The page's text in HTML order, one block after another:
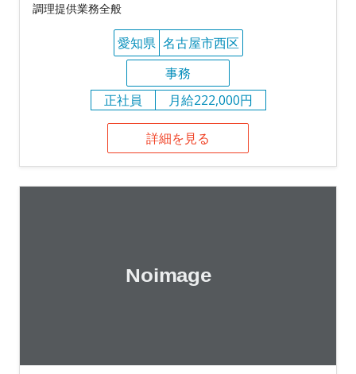
調理提供業務全般
愛知県 名古屋市西区
事務
正社員
月給222,000円
詳細を見る